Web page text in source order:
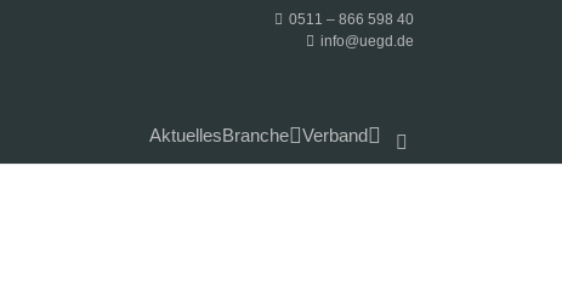
0511 – 866 598 40
info@uegd.de
AktuellesBranche Verband